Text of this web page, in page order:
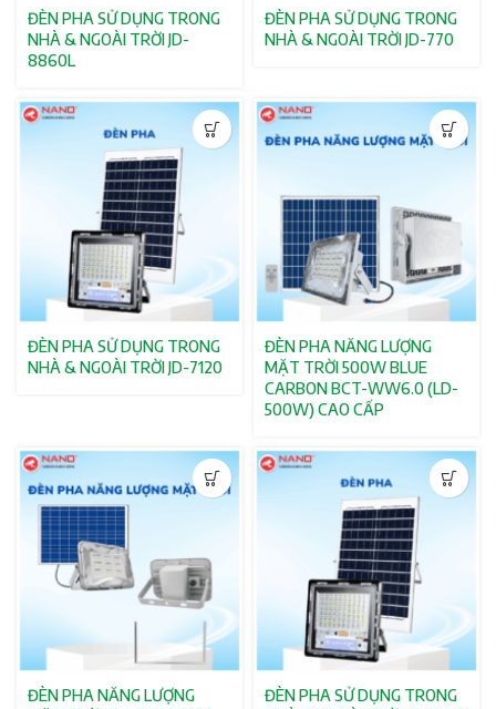
ĐÈN PHA SỬ DỤNG TRONG
NHÀ & NGOÀI TRỜI JD-
8860L
ĐÈN PHA SỬ DỤNG TRONG
NHÀ & NGOÀI TRỜI JD-770
ĐÈN PHA SỬ DỤNG TRONG
NHÀ & NGOÀI TRỜI JD-7120
ĐÈN PHA NĂNG LƯỢNG
MẶT TRỜI 500W BLUE
CARBON BCT-WW6.0 (LD-
500W) CAO CẤP
ĐÈN PHA NĂNG LƯỢNG
ĐÈN PHA SỬ DỤNG TRONG